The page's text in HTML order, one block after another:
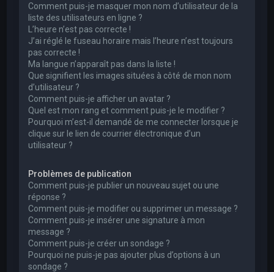
Comment puis-je masquer mon nom d’utilisateur de la
liste des utilisateurs en ligne ?
L’heure n’est pas correcte !
J’ai réglé le fuseau horaire mais l’heure n’est toujours
pas correcte !
Ma langue n’apparaît pas dans la liste !
Que signifient les images situées à côté de mon nom
d’utilisateur ?
Comment puis-je afficher un avatar ?
Quel est mon rang et comment puis-je le modifier ?
Pourquoi m’est-il demandé de me connecter lorsque je
clique sur le lien de courrier électronique d’un
utilisateur ?
Problèmes de publication
Comment puis-je publier un nouveau sujet ou une
réponse ?
Comment puis-je modifier ou supprimer un message ?
Comment puis-je insérer une signature à mon
message ?
Comment puis-je créer un sondage ?
Pourquoi ne puis-je pas ajouter plus d’options à un
sondage ?